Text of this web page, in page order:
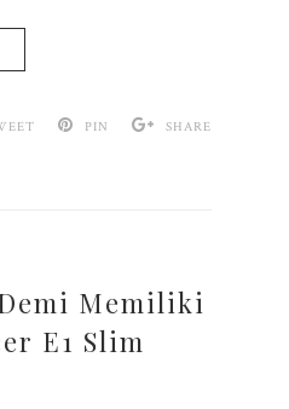
PIN SHARE
Memiliki
E1 Slim